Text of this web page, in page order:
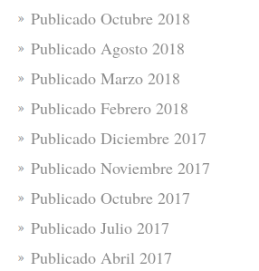
Publicado Octubre 2018
Publicado Agosto 2018
Publicado Marzo 2018
Publicado Febrero 2018
Publicado Diciembre 2017
Publicado Noviembre 2017
Publicado Octubre 2017
Publicado Julio 2017
Publicado Abril 2017